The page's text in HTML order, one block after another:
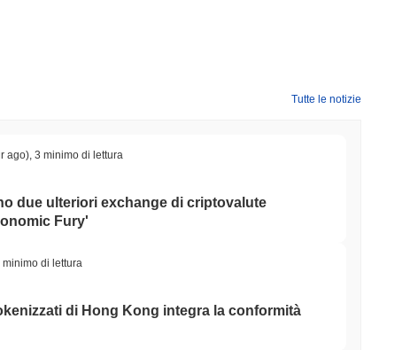
Tutte le notizie
ago) 3 minimo di lettura
due ulteriori exchange di criptovalute
Fury'
minimo di lettura
di Hong Kong integra la conformità